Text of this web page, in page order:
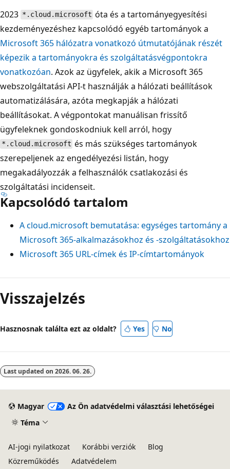
2023 *.cloud.microsoft óta és a tartományegyesítési
kezdeményezéshez kapcsolódó egyéb tartományok a
Microsoft 365 hálózatra vonatkozó útmutatójának részét
képezik a tartományokra és szolgáltatásvégpontokra
vonatkozóan. Azok az ügyfelek, akik a Microsoft 365
webszolgáltatási API-t használják a hálózati beállítások
automatizálására, azóta megkapják a hálózati
beállításokat. A végpontokat manuálisan frissítő
ügyfeleknek gondoskodniuk kell arról, hogy
*.cloud.microsoft és más szükséges tartományok
szerepeljenek az engedélyezési listán, hogy
megakadályozzák a felhasználók csatlakozási és
szolgáltatási incidenseit.
Kapcsolódó tartalom
A cloud.microsoft bemutatása: egységes tartomány a
Microsoft 365-alkalmazásokhoz és -szolgáltatásokhoz
Microsoft 365 URL-címek és IP-címtartományok
Olvasási
mód
letiltva
Visszajelzés
Hasznosnak találta ezt az oldalt? Yes No
Last updated on 2026. 06. 26.
Magyar
Az Ön adatvédelmi választási lehetőségei
Téma
AI-jogi nyilatkozat Korábbi verziók
Blog
Közreműködés
Adatvédelem